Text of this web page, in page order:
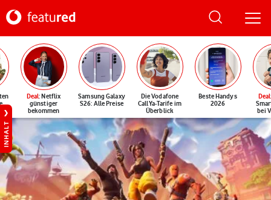
Deal: Netflix
günstiger
bekommen
Samsung Galaxy
S26: Alle Preise
Die Vodafone
CallYa-Tarife im
Überblick
Beste Handys
2026
Deal
bei
INHALT